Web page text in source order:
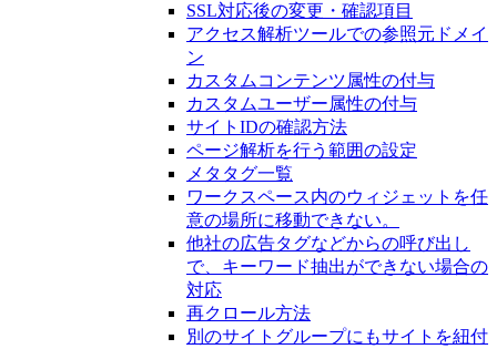
SSL対応後の変更・確認項目
アクセス解析ツールでの参照元ドメイ
ン
カスタムコンテンツ属性の付与
カスタムユーザー属性の付与
サイトIDの確認方法
ページ解析を行う範囲の設定
メタタグ一覧
ワークスペース内のウィジェットを任
意の場所に移動できない。
他社の広告タグなどからの呼び出し
で、キーワード抽出ができない場合の
対応
再クロール方法
別のサイトグループにもサイトを紐付